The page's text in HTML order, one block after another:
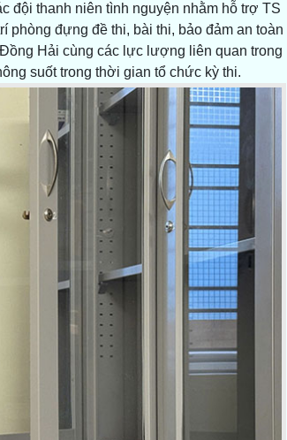
đội thanh niên tình nguyện nhằm hỗ trợ TS
phòng đựng đề thi, bài thi, bảo đảm an toàn
Hải cùng các lực lượng liên quan trong
suốt trong thời gian tổ chức kỳ thi.